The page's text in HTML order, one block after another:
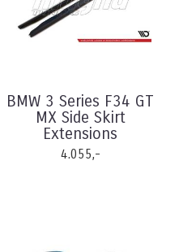
BMW 3 Series F34 GT
MX Side Skirt
Extensions
4.055,-